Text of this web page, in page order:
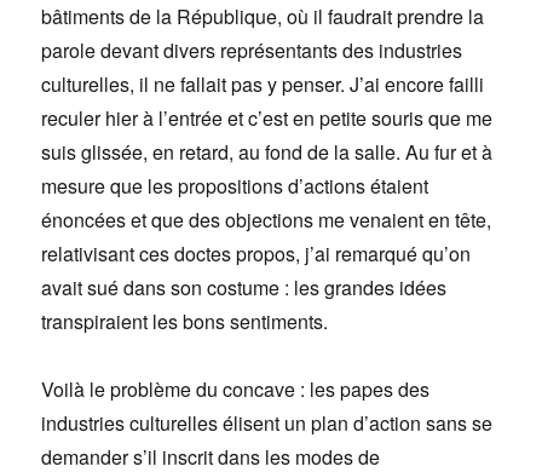
bâtiments de la République, où il faudrait prendre la
parole devant divers représentants des industries
culturelles, il ne fallait pas y penser. J’ai encore failli
reculer hier à l’entrée et c’est en petite souris que me
suis glissée, en retard, au fond de la salle. Au fur et à
mesure que les propositions d’actions étaient
énoncées et que des objections me venaient en tête,
relativisant ces doctes propos, j’ai remarqué qu’on
avait sué dans son costume : les grandes idées
transpiraient les bons sentiments.
Voilà le problème du concave : les papes des
industries culturelles élisent un plan d’action sans se
demander s’il inscrit dans les modes de